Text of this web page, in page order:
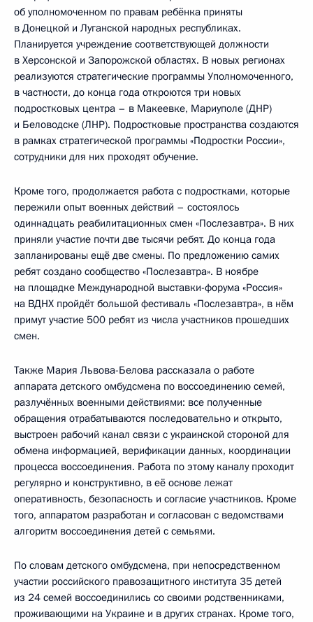
об уполномоченном по правам ребёнка приняты
в Донецкой и Луганской народных республиках.
Планируется учреждение соответствующей должности
в Херсонской и Запорожской областях. В новых регионах
реализуются стратегические программы Уполномоченного,
в частности, до конца года откроются три новых
подростковых центра – в Макеевке, Мариуполе (ДНР)
и Беловодске (ЛНР). Подростковые пространства создаются
в рамках стратегической программы «Подростки России»,
сотрудники для них проходят обучение.
Кроме того, продолжается работа с подростками, которые
пережили опыт военных действий – состоялось
одиннадцать реабилитационных смен «Послезавтра». В них
приняли участие почти две тысячи ребят. До конца года
запланированы ещё две смены. По предложению самих
ребят создано сообщество «Послезавтра». В ноябре
на площадке Международной выставки-форума «Россия»
на ВДНХ пройдёт большой фестиваль «Послезавтра», в нём
примут участие 500 ребят из числа участников прошедших
смен.
Также Мария Львова-Белова рассказала о работе
аппарата детского омбудсмена по воссоединению семей,
разлучённых военными действиями: все полученные
обращения отрабатываются последовательно и открыто,
выстроен рабочий канал связи с украинской стороной для
обмена информацией, верификации данных, координации
процесса воссоединения. Работа по этому каналу проходит
регулярно и конструктивно, в её основе лежат
оперативность, безопасность и согласие участников. Кроме
того, аппаратом разработан и согласован с ведомствами
алгоритм воссоединения детей с семьями.
По словам детского омбудсмена, при непосредственном
участии российского правозащитного института 35 детей
из 24 семей воссоединились со своими родственниками,
проживающими на Украине и в других странах. Кроме того,